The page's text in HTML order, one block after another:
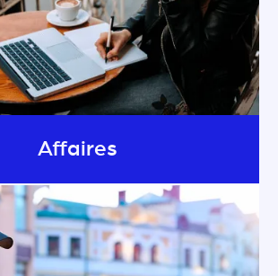
Affaires